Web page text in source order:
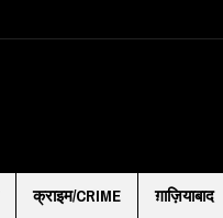
क्राइम/CRIME ग़ाज़ियाबाद